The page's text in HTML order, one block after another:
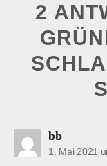
2
bbsagt:
1. Mai 2021